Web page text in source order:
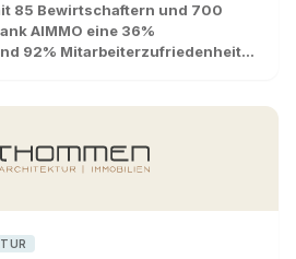
85 Bewirtschaftern und 700
AIMMO eine 36%
92% Mitarbeiterzufriedenheit